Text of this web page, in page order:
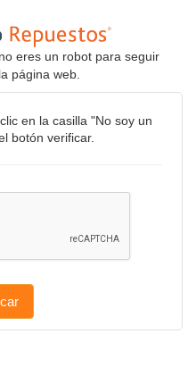
eres un robot para seguir
página web.
en la casilla "No soy un
botón verificar.